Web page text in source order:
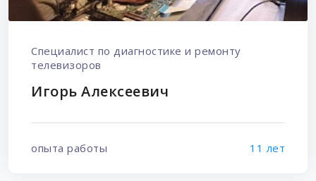
Специалист по диагностике и ремонту
телевизоров
Игорь Алексеевич
опыта работы 11 лет